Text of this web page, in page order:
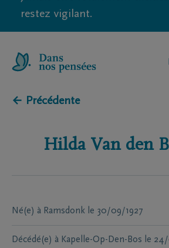
restez vigilant.
← Précédente
Hilda Van den
Né(e) à Ramsdonk le 30/09/1927
Décédé(e) à Kapelle-Op-Den-Bos le